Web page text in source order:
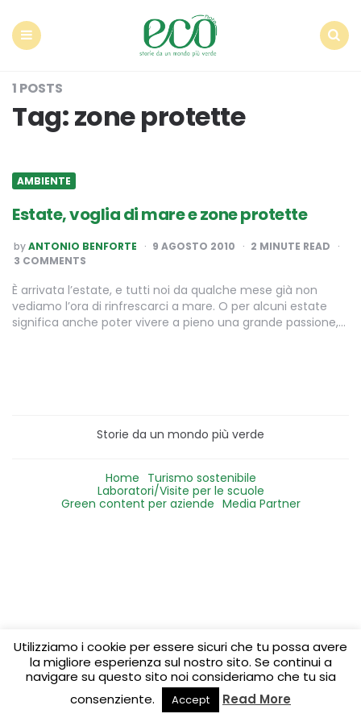
1 POSTS
Tag:zone protette
AMBIENTE
Estate, voglia di mare e zone protette
POSTED
BY
byANTONIO BENFORTE 9 AGOSTO 2010 2 MINUTE READ
3 COMMENTS
È arrivata l’estate, e tutti noi da qualche mese già non
vediamo l’ora di rinfrescarci a mare. O per alcuni estate
significa anche poter vivere a pieno una grande passione,…
Storie da un mondo più verde
Home Turismo sostenibile
Laboratori/Visite per le scuole
Green content per aziende Media Partner
Utilizziamo i cookie per essere sicuri che tu possa avere
la migliore esperienza sul nostro sito. Se continui a
navigare su questo sito noi consideriamo che tu sia
consenziente.
Accept Read More